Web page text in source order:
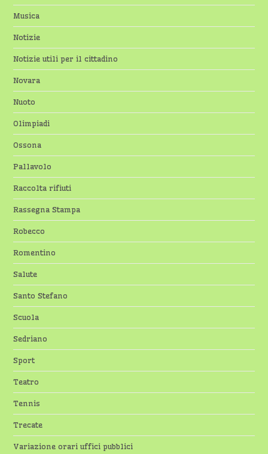
Musica
Notizie
Notizie utili per il cittadino
Novara
Nuoto
Olimpiadi
Ossona
Pallavolo
Raccolta rifiuti
Rassegna Stampa
Robecco
Romentino
Salute
Santo Stefano
Scuola
Sedriano
Sport
Teatro
Tennis
Trecate
Variazione orari uffici pubblici